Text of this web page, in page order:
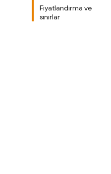
Fiyatlandırma ve
sınırlar